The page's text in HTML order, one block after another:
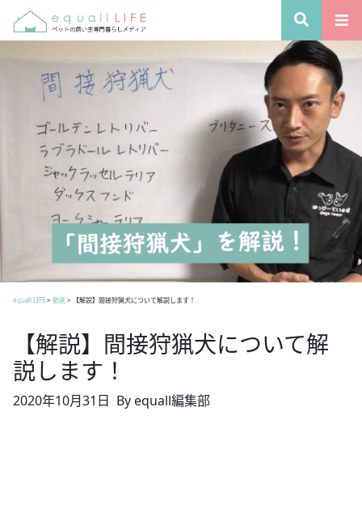
equall LIFE> 動画> 【解説】間接狩猟犬について解説します！
【解説】間接狩猟犬について解
説します！
2020年10月31日 By equall編集部